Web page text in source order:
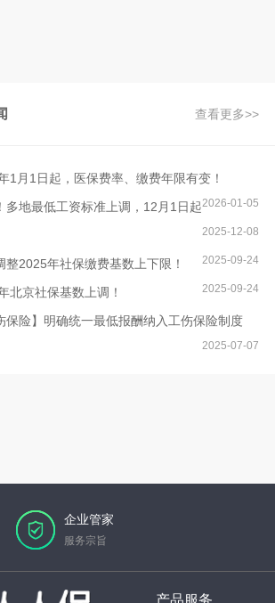
查看更多>>
1月1日起，医保费率、缴费年限有变！
2026-01-05
多地最低工资标准上调，12月1日起
2025-12-08
整2025年社保缴费基数上下限！ 2025-09-24
北京社保基数上调！ 2025-09-24
保险】明确统一最低报酬纳入工伤保险制度
2025-07-07
企业管家
服务宗旨
产品服务